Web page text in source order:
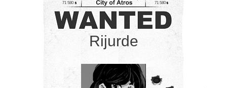
71 580
Rijurde
71 580